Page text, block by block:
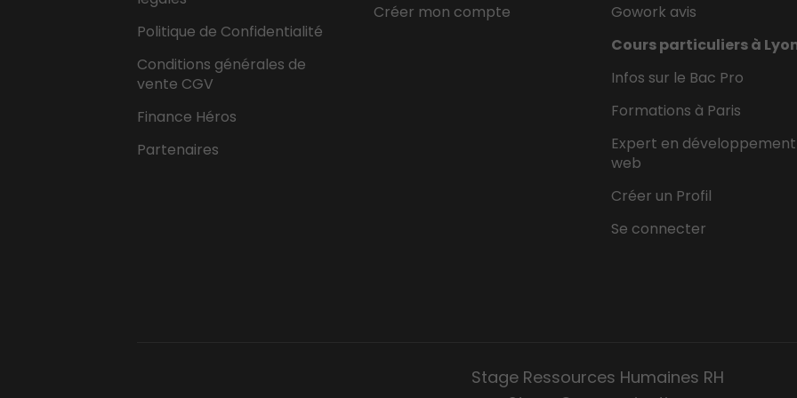
Politique de Confidentialité
Conditions générales de
vente CGV
Finance Héros
Partenaires
Créer mon compte
Gowork avis
Cours particuliers à
Infos sur le Bac Pro
Formations à Paris
Expert en développement
web
Créer un Profil
Se connecter
Stage Ressources Humaines RH